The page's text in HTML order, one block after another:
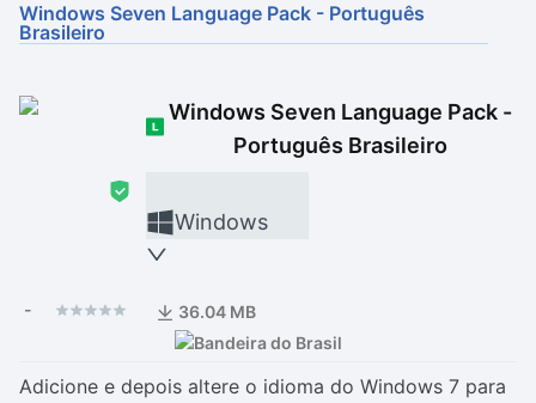
Drivers
Ver mais
Outros
Ver mais
Windows Seven Language Pack - Português
Brasileiro
Windows Seven Language Pack -
Português Brasileiro
Windows
- 36.04 MB
Adicione e depois altere o idioma do Windows 7 para